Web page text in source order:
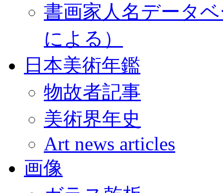
書画家人名データ
による）
日本美術年鑑
物故者記事
美術界年史
Art news articles
画像